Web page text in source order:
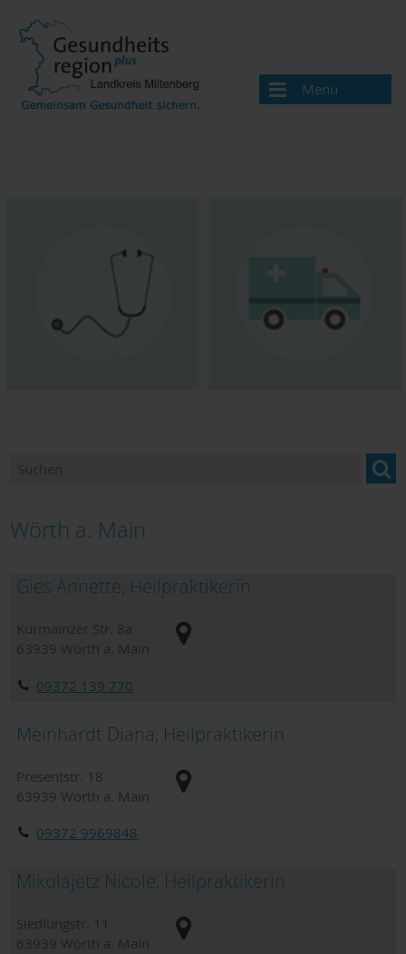
Menü
Gesundheitswegweiser
Ärzte und Therapeuten
Hilfe in Notfällen
Kliniken
Hospiz und Palliativversorgung
Wörth a. Main
Gies Annette, Heilpraktikerin
Kurmainzer Str. 8a
63939 Wörth a. Main
09372 139 770
Meinhardt Diana, Heilpraktikerin
Presentstr. 18
63939 Wörth a. Main
09372 9969848
Mikolajetz Nicole, Heilpraktikerin
Siedlungstr. 11
63939 Wörth a. Main